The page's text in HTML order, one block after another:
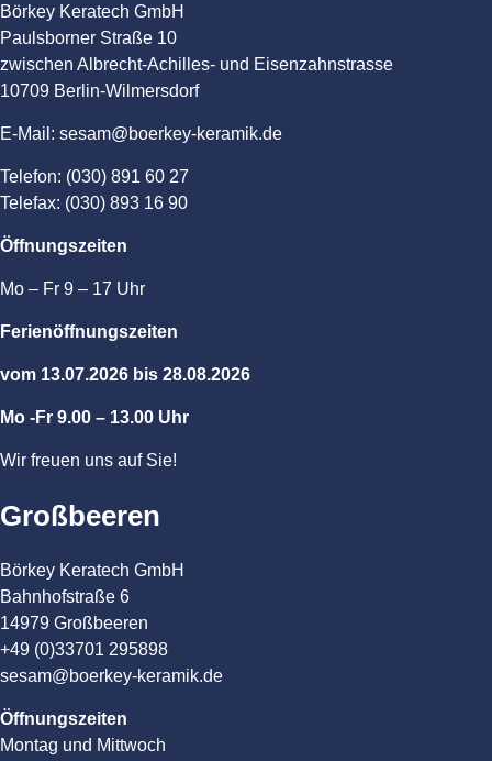
Börkey Keratech GmbH
Paulsborner Straße 10
zwischen Albrecht-Achilles- und Eisenzahnstrasse
10709 Berlin-Wilmersdorf
E-Mail: sesam@boerkey-keramik.de
Telefon: (030) 891 60 27
Telefax: (030) 893 16 90
Öffnungszeiten
Mo – Fr 9 – 17 Uhr
Ferienöffnungszeiten
vom 13.07.2026 bis 28.08.2026
Mo -Fr 9.00 – 13.00 Uhr
Wir freuen uns auf Sie!
Großbeeren
Börkey Keratech GmbH
Bahnhofstraße 6
14979 Großbeeren
+49 (0)33701 295898
sesam@boerkey-keramik.de
Öffnungszeiten
Montag und Mittwoch